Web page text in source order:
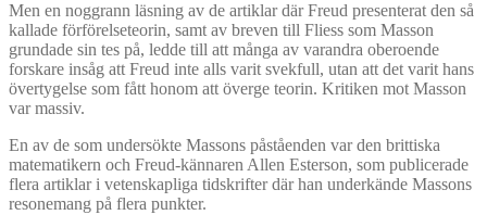
Men en noggrann läsning av de artiklar där Freud presenterat den så
kallade förförelseteorin, samt av breven till Fliess som Masson
grundade sin tes på, ledde till att många av varandra oberoende
forskare insåg att Freud inte alls varit svekfull, utan att det varit hans
övertygelse som fått honom att överge teorin. Kritiken mot Masson
var massiv.
En av de som undersökte Massons påståenden var den brittiska
matematikern och Freud-kännaren Allen Esterson, som publicerade
flera artiklar i vetenskapliga tidskrifter där han underkände Massons
resonemang på flera punkter.